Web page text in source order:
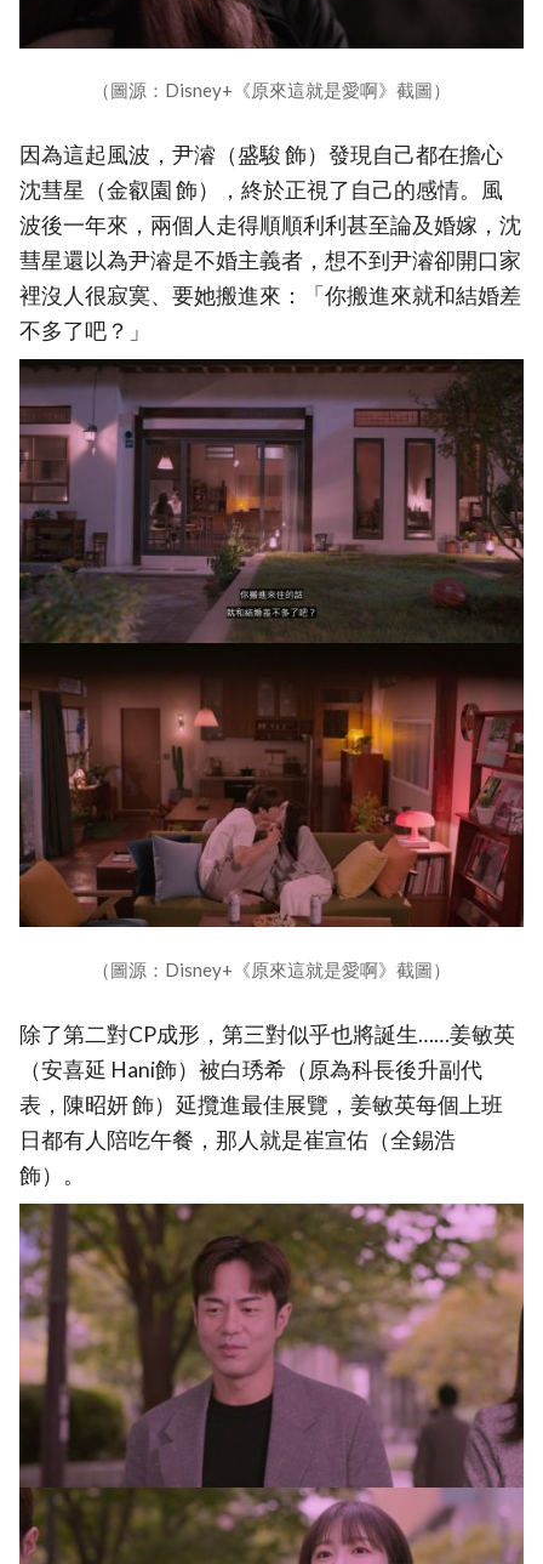
（圖源：Disney+《原來這就是愛啊》截圖）
因為這起風波，尹濬（盛駿 飾）發現自己都在擔心
沈彗星（金叡園 飾），終於正視了自己的感情。風
波後一年來，兩個人走得順順利利甚至論及婚嫁，沈
彗星還以為尹濬是不婚主義者，想不到尹濬卻開口家
裡沒人很寂寞、要她搬進來：「你搬進來就和結婚差
不多了吧？」
（圖源：Disney+《原來這就是愛啊》截圖）
除了第二對CP成形，第三對似乎也將誕生……姜敏英
（安喜延 Hani飾）被白琇希（原為科長後升副代
表，陳昭妍 飾）延攬進最佳展覽，姜敏英每個上班
日都有人陪吃午餐，那人就是崔宣佑（全錫浩
飾）。